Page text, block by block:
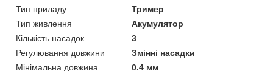
Тип приладу
Тример
Тип живлення
Акумулятор
Кількість насадок
3
Регулювання довжини
Змінні насадки
Мінімальна довжина
0.4 мм